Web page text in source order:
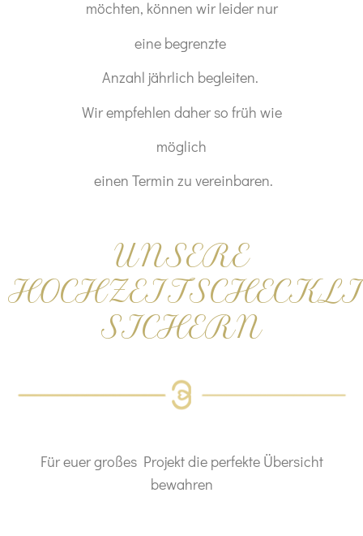
möchten, können wir leider nur
eine begrenzte
Anzahl jährlich begleiten.
Wir empfehlen daher so früh wie
möglich
einen Termin zu vereinbaren.
UNSERE
HOCHZEITSC
SICHERN
Für euer großes Projekt die perfekte Übersicht
bewahren